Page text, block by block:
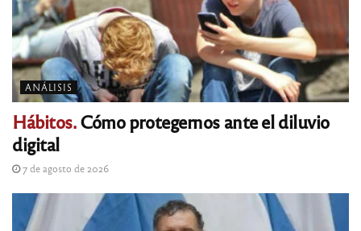
ANÁLISIS
Hábitos.Cómo protegernos ante el diluvio
digital
7 de agosto de 2026